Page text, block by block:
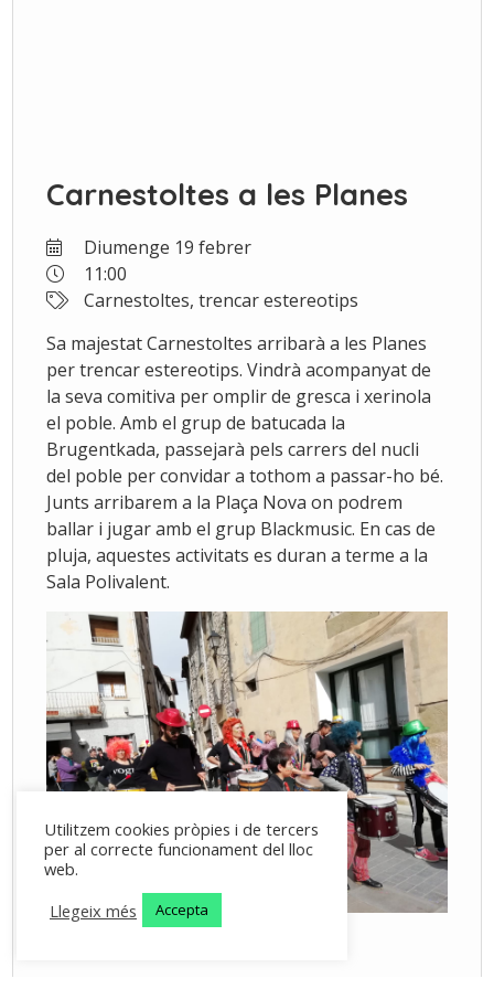
Carnestoltes a les Planes
Diumenge 19 febrer
11:00
Carnestoltes, trencar estereotips
Sa majestat Carnestoltes arribarà a les Planes
per trencar estereotips. Vindrà acompanyat de
la seva comitiva per omplir de gresca i xerinola
el poble. Amb el grup de batucada la
Brugentkada, passejarà pels carrers del nucli
del poble per convidar a tothom a passar-ho bé.
Junts arribarem a la Plaça Nova on podrem
ballar i jugar amb el grup Blackmusic. En cas de
pluja, aquestes activitats es duran a terme a la
Sala Polivalent.
Utilitzem cookies pròpies i de tercers
per al correcte funcionament del lloc
web.
Llegeix més
Accepta